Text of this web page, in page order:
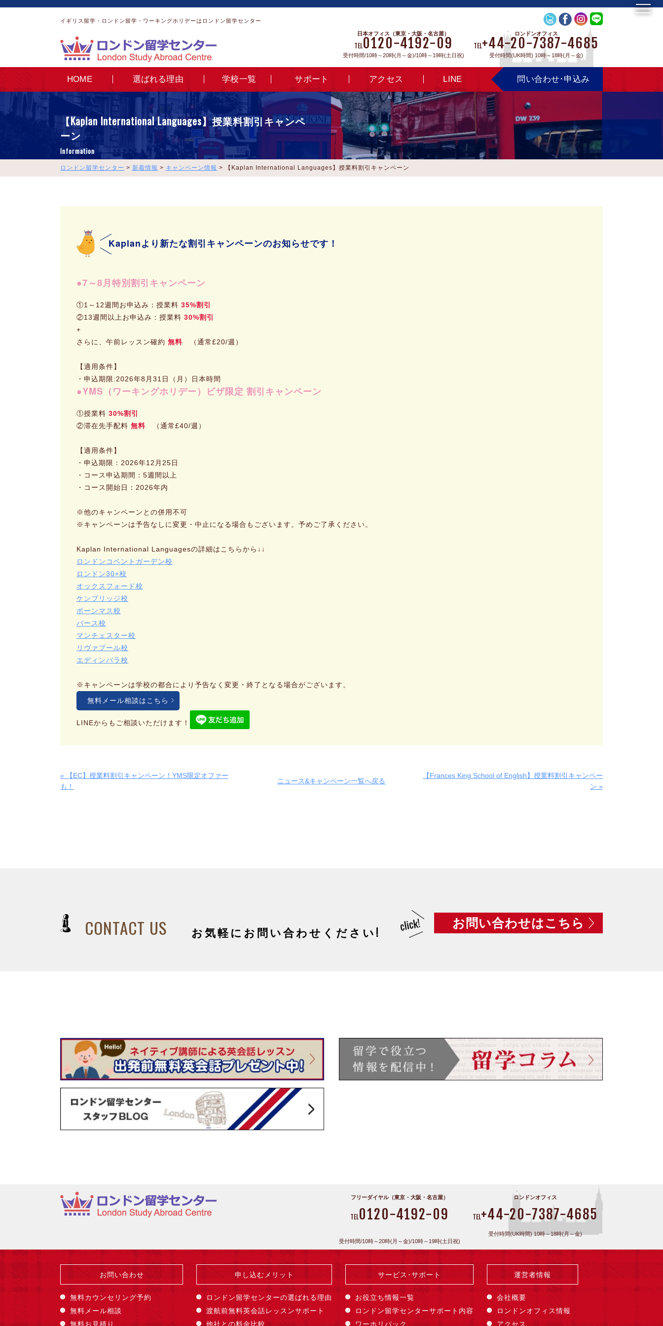
イギリス留学・ロンドン留学・ワーキングホリデーはロンドン留学センター
日本オフィス（東京・大阪・名古屋）
TEL0120-4192-09
受付時間/10時～20時(月～金)/10時～19時(土日祝)
ロンドンオフィス
TEL+44-20-7387-4685
受付時間(UK時間) 10時～18時(月～金)
HOME 選ばれる理由 学校一覧 サポート アクセス LINE 問い合わせ･申込み
【Kaplan International Languages】授業料割引キャンペ
ーン
Information
ロンドン留学センター > 新着情報 > キャンペーン情報 > 【Kaplan International Languages】授業料割引キャンペーン
Kaplanより新たな割引キャンペーンのお知らせです！
7～8月特別割引キャンペーン
①1～12週間お申込み：授業料 35%割引
②13週間以上お申込み：授業料 30%割引
+
さらに、午前レッスン確約 無料 （通常£20/週）
【適用条件】
・申込期限:2026年8月31日（月）日本時間
YMS（ワーキングホリデー）ビザ限定 割引キャンペーン
①授業料 30%割引
②滞在先手配料 無料 （通常£40/週）
【適用条件】
・申込期限：2026年12月25日
・コース申込期間：5週間以上
・コース開始日：2026年内
※他のキャンペーンとの併用不可
※キャンペーンは予告なしに変更・中止になる場合もございます。予めご了承ください。
Kaplan International Languagesの詳細はこちらから↓↓
ロンドンコベントガーデン校
ロンドン30+校
オックスフォード校
ケンブリッジ校
ボーンマス校
バース校
マンチェスター校
リヴァプール校
エディンバラ校
※キャンペーンは学校の都合により予告なく変更・終了となる場合がございます。
無料メール相談はこちら
LINEからもご相談いただけます！
« 【EC】授業料割引キャンペーン！YMS限定オファー
も！
ニュース&キャンペーン一覧へ戻る
【Frances King School of English】授業料割引キャンペー
ン »
CONTACT US お気軽にお問い合わせください!
お問い合わせはこちら
フリーダイヤル（東京・大阪・名古屋）
TEL0120-4192-09
受付時間/10時～20時(月～金)/10時～19時(土日祝)
ロンドンオフィス
TEL+44-20-7387-4685
受付時間(UK時間) 10時～18時(月～金)
お問い合わせ
無料カウンセリング予約
無料メール相談
無料お見積り
申し込むメリット
ロンドン留学センターの選ばれる理由
渡航前無料英会話レッスンサポート
他社との料金比較
サービス･サポート
お役立ち情報一覧
ロンドン留学センターサポート内容
ワーホリパック
運営者情報
会社概要
ロンドンオフィス情報
アクセス